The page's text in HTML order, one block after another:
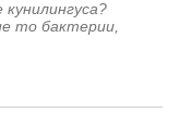
то бактерии,